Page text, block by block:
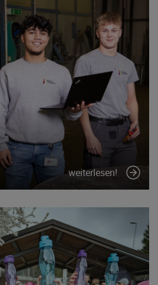
weiterlesen!